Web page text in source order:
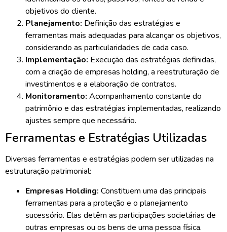
objetivos do cliente.
Planejamento: Definição das estratégias e
ferramentas mais adequadas para alcançar os objetivos,
considerando as particularidades de cada caso.
Implementação: Execução das estratégias definidas,
com a criação de empresas holding, a reestruturação de
investimentos e a elaboração de contratos.
Monitoramento: Acompanhamento constante do
patrimônio e das estratégias implementadas, realizando
ajustes sempre que necessário.
Ferramentas e Estratégias Utilizadas
Diversas ferramentas e estratégias podem ser utilizadas na
estruturação patrimonial:
Empresas Holding: Constituem uma das principais
ferramentas para a proteção e o planejamento
sucessório. Elas detêm as participações societárias de
outras empresas ou os bens de uma pessoa física.